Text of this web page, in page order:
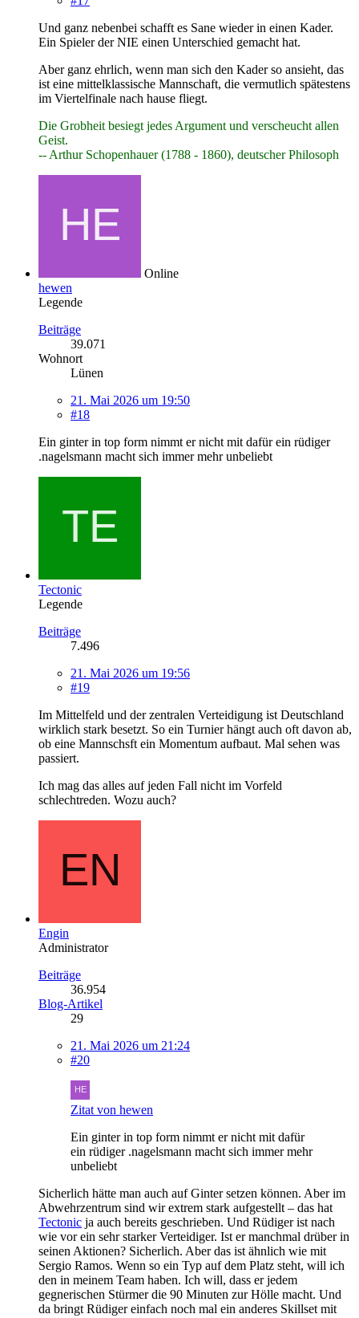
Und ganz nebenbei schafft es Sane wieder in einen Kader.
Ein Spieler der NIE einen Unterschied gemacht hat.
Aber ganz ehrlich, wenn man sich den Kader so ansieht, das
ist eine mittelklassische Mannschaft, die vermutlich spätestens
im Viertelfinale nach hause fliegt.
Die Grobheit besiegt jedes Argument und verscheucht allen
Geist.
-- Arthur Schopenhauer (1788 - 1860), deutscher Philosoph
Online
hewen
Legende
Beiträge
39.071
Wohnort
Lünen
21. Mai 2026 um 19:50
#18
Ein ginter in top form nimmt er nicht mit dafür ein rüdiger
.nagelsmann macht sich immer mehr unbeliebt
Tectonic
Legende
Beiträge
7.496
21. Mai 2026 um 19:56
#19
Im Mittelfeld und der zentralen Verteidigung ist Deutschland
wirklich stark besetzt. So ein Turnier hängt auch oft davon ab,
ob eine Mannschsft ein Momentum aufbaut. Mal sehen was
passiert.
Ich mag das alles auf jeden Fall nicht im Vorfeld
schlechtreden. Wozu auch?
Engin
Administrator
Beiträge
36.954
Blog-Artikel
29
21. Mai 2026 um 21:24
#20
Zitat von hewen
Ein ginter in top form nimmt er nicht mit dafür
ein rüdiger .nagelsmann macht sich immer mehr
unbeliebt
Sicherlich hätte man auch auf Ginter setzen können. Aber im
Abwehrzentrum sind wir extrem stark aufgestellt – das hat
Tectonic ja auch bereits geschrieben. Und Rüdiger ist nach
wie vor ein sehr starker Verteidiger. Ist er manchmal drüber in
seinen Aktionen? Sicherlich. Aber das ist ähnlich wie mit
Sergio Ramos. Wenn so ein Typ auf dem Platz steht, will ich
den in meinem Team haben. Ich will, dass er jedem
gegnerischen Stürmer die 90 Minuten zur Hölle macht. Und
da bringt Rüdiger einfach noch mal ein anderes Skillset mit